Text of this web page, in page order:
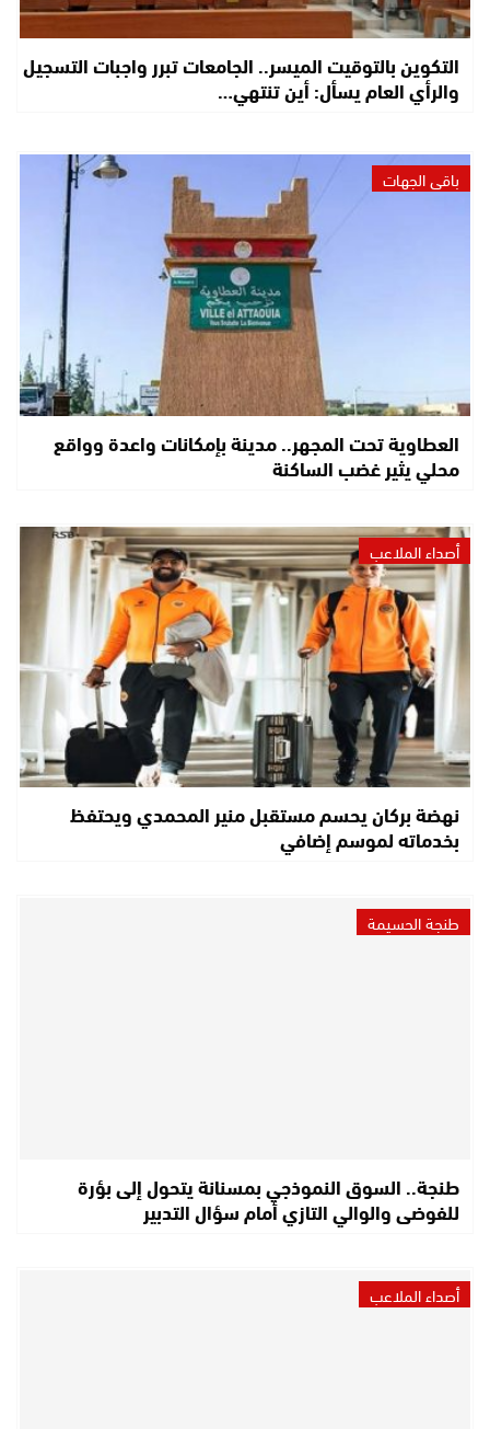
التكوين بالتوقيت الميسر.. الجامعات تبرر واجبات التسجيل
والرأي العام يسأل: أين تنتهي…
باقي الجهات
العطاوية تحت المجهر.. مدينة بإمكانات واعدة وواقع
محلي يثير غضب الساكنة
أصداء الملاعب
نهضة بركان يحسم مستقبل منير المحمدي ويحتفظ
بخدماته لموسم إضافي
طنجة الحسيمة
طنجة.. السوق النموذجي بمسنانة يتحول إلى بؤرة
للفوضى والوالي التازي أمام سؤال التدبير
أصداء الملاعب